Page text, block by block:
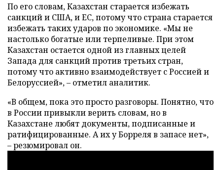
По его словам, Казахстан старается избежать
санкций и США, и ЕС, потому что страна старается
избежать таких ударов по экономике. «Мы не
настолько богатые или терпеливые. При этом
Казахстан остается одной из главных целей
Запада для санкций против третьих стран,
потому что активно взаимодействует с Россией и
Белоруссией», – отметил аналитик.
«В общем, пока это просто разговоры. Понятно, что
в России привыкли верить словам, но в
Казахстане любят документы, подписанные и
ратифицированные. А их у Борреля в запасе нет»,
– резюмировал он.